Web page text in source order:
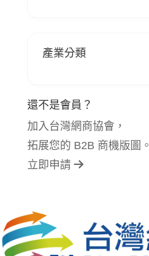
產業分類
還不是會員？
加入台灣網商協會，
拓展您的 B2B 商機版圖。
立即申請